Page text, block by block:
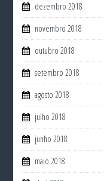
dezembro 2018
novembro 2018
outubro 2018
setembro 2018
agosto 2018
julho 2018
junho 2018
maio 2018